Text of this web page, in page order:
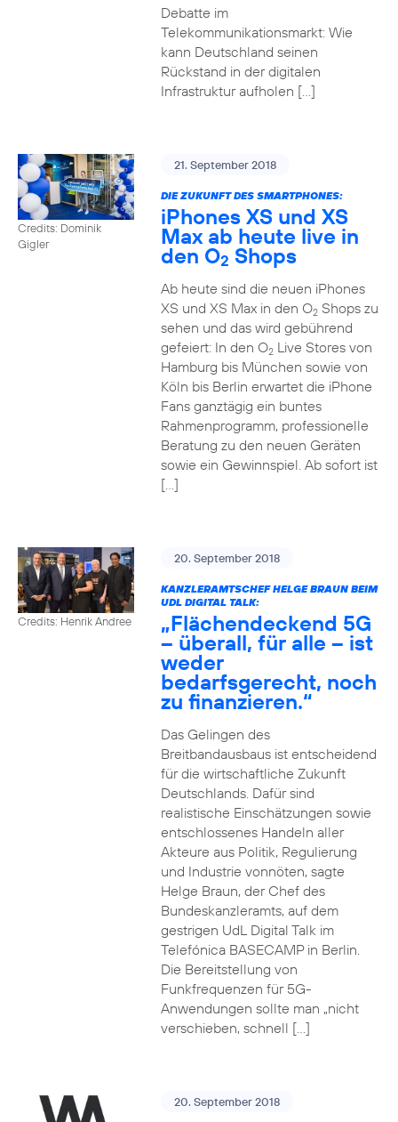
Debatte im
Telekommunikationsmarkt: Wie
kann Deutschland seinen
Rückstand in der digitalen
Infrastruktur aufholen […]
Credits: Dominik
Gigler
21. September 2018
DIE ZUKUNFT DES SMARTPHONES:
iPhones XS und XS
Max ab heute live in
den O2 Shops
Ab heute sind die neuen iPhones
XS und XS Max in den O2Shops zu
sehen und das wird gebührend
gefeiert: In den O2Live Stores von
Hamburg bis München sowie von
Köln bis Berlin erwartet die iPhone
Fans ganztägig ein buntes
Rahmenprogramm, professionelle
Beratung zu den neuen Geräten
sowie ein Gewinnspiel. Ab sofort ist
[…]
Credits: Henrik Andree
20. September 2018
KANZLERAMTSCHEF HELGE BRAUN BEIM
UDL DIGITAL TALK:
„Flächendeckend 5G
– überall, für alle – ist
weder
bedarfsgerecht, noch
zu finanzieren.“
Das Gelingen des
Breitbandausbaus ist entscheidend
für die wirtschaftliche Zukunft
Deutschlands. Dafür sind
realistische Einschätzungen sowie
entschlossenes Handeln aller
Akteure aus Politik, Regulierung
und Industrie vonnöten, sagte
Helge Braun, der Chef des
Bundeskanzleramts, auf dem
gestrigen UdL Digital Talk im
Telefónica BASECAMP in Berlin.
Die Bereitstellung von
Funkfrequenzen für 5G-
Anwendungen sollte man „nicht
verschieben, schnell […]
20. September 2018